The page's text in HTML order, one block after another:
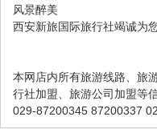
风景醉美
西安新旅国际旅行社竭诚为
本网店内所有旅游线路、旅
行社加盟、旅游公司加盟等